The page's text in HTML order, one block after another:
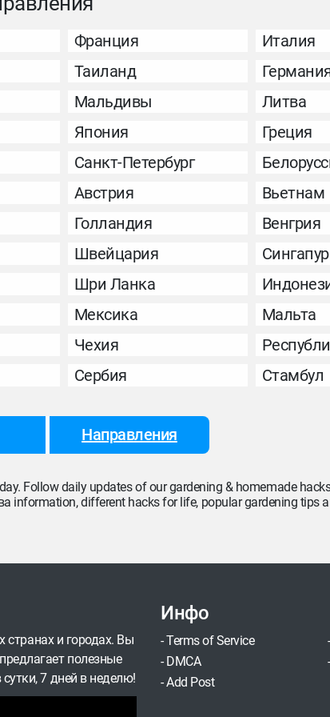
Франция
Италия
Таиланд
Мальдивы
Литва
Япония
Греция
Санкт-Петербург
Австрия
Вьетнам
Голландия
Венгрия
Швейцария
Сингапур
Шри Ланка
Мексика
Мальта
Чехия
Сербия Стамбул
Направления
Follow daily updates of our gardening & homemade
different hacks for life, popular gardening tips
странах и городах. Вы
полезные
7 дней в неделю!
Инфо
-Terms of Service -
- DMCA
-Add Post